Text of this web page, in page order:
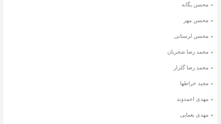
محسن یگانه
محسن مهر
محسن لرستانی
محمد رضا شجریان
محمد رضا گلزار
مجید خراطها
مهدی احمدوند
مهدی یغمایی